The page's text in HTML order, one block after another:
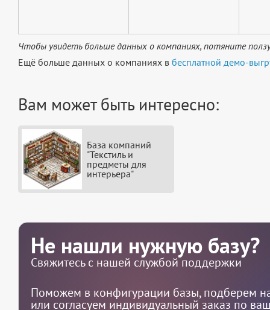
Чтобы увидеть больше данных о компаниях, потяните
Ещё больше данных о компаниях в бесплатной демо-
Вам может быть интересно:
База компаний
"Текстиль и
предметы для
интерьера"
Не нашли нужную базу?
Свяжитесь с нашей службой поддержки
Поможем в конфигурации базы, подберем
или согласуем индивидуальный заказ по